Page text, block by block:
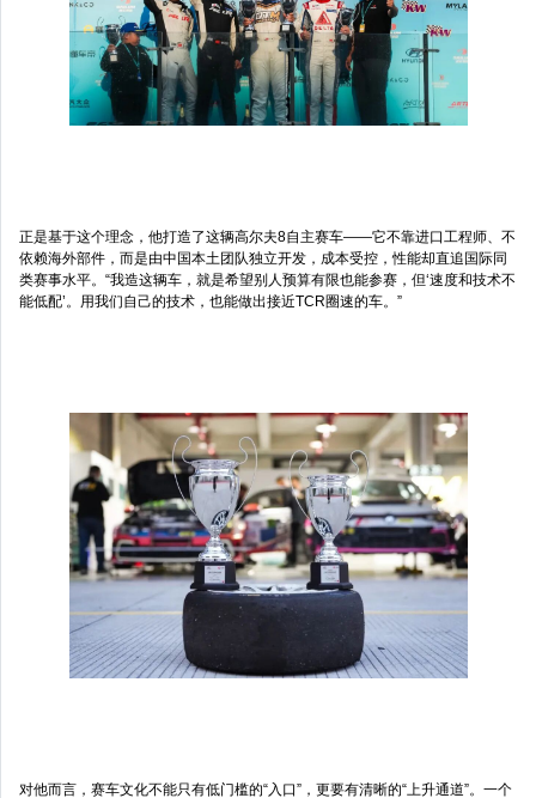
正是基于这个理念，他打造了这辆高尔夫8自主赛车——它不靠进口工程师、不
依赖海外部件，而是由中国本土团队独立开发，成本受控，性能却直追国际同
类赛事水平。“我造这辆车，就是希望别人预算有限也能参赛，但‘速度和技术不
能低配’。用我们自己的技术，也能做出接近TCR圈速的车。”
对他而言，赛车文化不能只有低门槛的“入口”，更要有清晰的“上升通道”。一个